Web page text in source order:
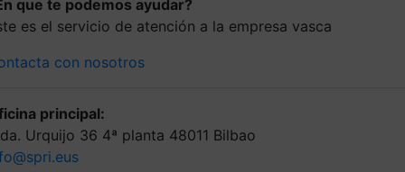
que te podemos ayudar?
es el servicio de atención a la empresa vasca
con nosotros
principal:
Urquijo 36 4ª planta 48011 Bilbao